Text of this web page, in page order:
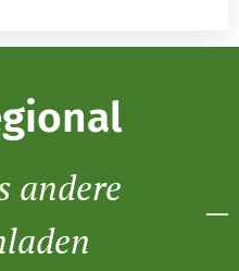
andere